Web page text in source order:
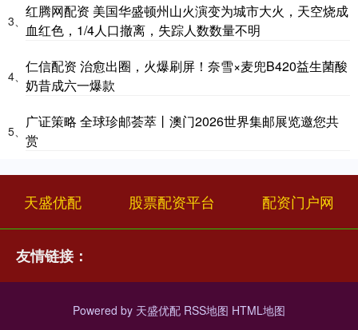
3、
红腾网配资 美国华盛顿州山火演变为城市大火，天空烧成
血红色，1/4人口撤离，失踪人数数量不明
4、
仁信配资 治愈出圈，火爆刷屏！奈雪×麦兜B420益生菌酸
奶昔成六一爆款
5、
广证策略 全球珍邮荟萃丨澳门2026世界集邮展览邀您共
赏
天盛优配 股票配资平台 配资门户网
友情链接：
Powered by 天盛优配 RSS地图 HTML地图